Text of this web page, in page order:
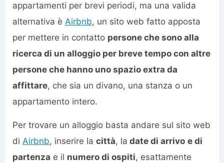
appartamenti per brevi periodi, ma una valida
alternativa è Airbnb, un sito web fatto apposta
per mettere in contatto persone che sono alla
ricerca di un alloggio per breve tempo con altre
persone che hanno uno spazio extra da
affittare, che sia un divano, una stanza o un
appartamento intero.
Per trovare un alloggio basta andare sul sito web
di Airbnb, inserire la città, la date di arrivo e di
partenza e il numero di ospiti, esattamente